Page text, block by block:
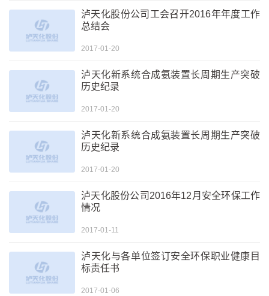
泸天化股份公司工会召开2016年年度工作
总结会
2017-01-20
泸天化新系统合成氨装置长周期生产突破
历史纪录
2017-01-20
泸天化新系统合成氨装置长周期生产突破
历史纪录
2017-01-20
泸天化股份公司2016年12月安全环保工作
情况
2017-01-11
泸天化与各单位签订安全环保职业健康目
标责任书
2017-01-06